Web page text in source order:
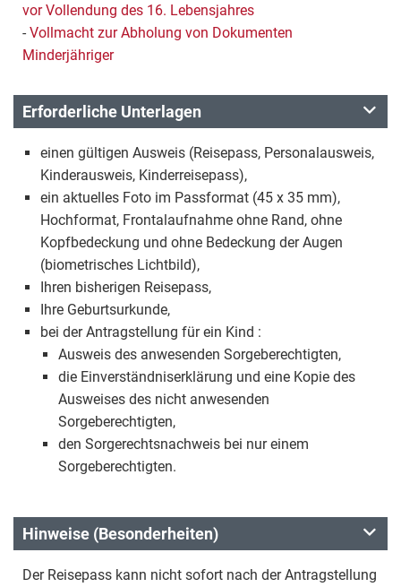
vor Vollendung des 16. Lebensjahres
- Vollmacht zur Abholung von Dokumenten
Minderjähriger
Erforderliche Unterlagen
einen gültigen Ausweis (Reisepass, Personalausweis,
Kinderausweis, Kinderreisepass),
ein aktuelles Foto im Passformat (45 x 35 mm),
Hochformat, Frontalaufnahme ohne Rand, ohne
Kopfbedeckung und ohne Bedeckung der Augen
(biometrisches Lichtbild),
Ihren bisherigen Reisepass,
Ihre Geburtsurkunde,
bei der Antragstellung für ein Kind :
Ausweis des anwesenden Sorgeberechtigten,
die Einverständniserklärung und eine Kopie des
Ausweises des nicht anwesenden
Sorgeberechtigten,
den Sorgerechtsnachweis bei nur einem
Sorgeberechtigten.
Hinweise (Besonderheiten)
Der Reisepass kann nicht sofort nach der Antragstellung